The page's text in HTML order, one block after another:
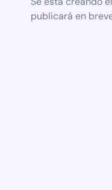
publicará en